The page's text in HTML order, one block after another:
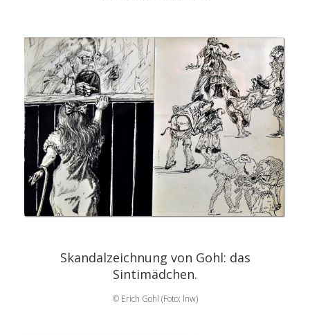
Skandalzeichnung von Gohl: das
Sintimädchen.
© Erich Gohl (Foto: lnw)